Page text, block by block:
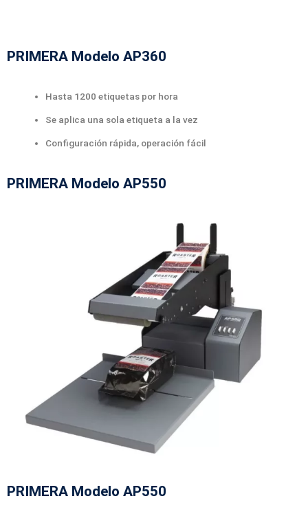
PRIMERA Modelo AP360
Hasta 1200 etiquetas por hora
Se aplica una sola etiqueta a la vez
Configuración rápida, operación fácil
PRIMERA Modelo AP550
PRIMERA Modelo AP550